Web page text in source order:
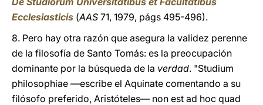
Ecclesiasticis (AAS 71, 1979, págs 495-496).
8. Pero hay otra razón que asegura la validez perenne
de la filosofía de Santo Tomás: es la preocupación
dominante por la búsqueda de la verdad. "Studium
philosophiae —escribe el Aquinate comentando a su
filósofo preferido, Aristóteles— non est ad hoc quad